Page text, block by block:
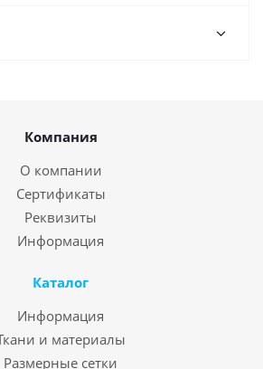
Компания
О компании
Сертификаты
Реквизиты
Информация
Каталог
Информация
и материалы
Размерные сетки